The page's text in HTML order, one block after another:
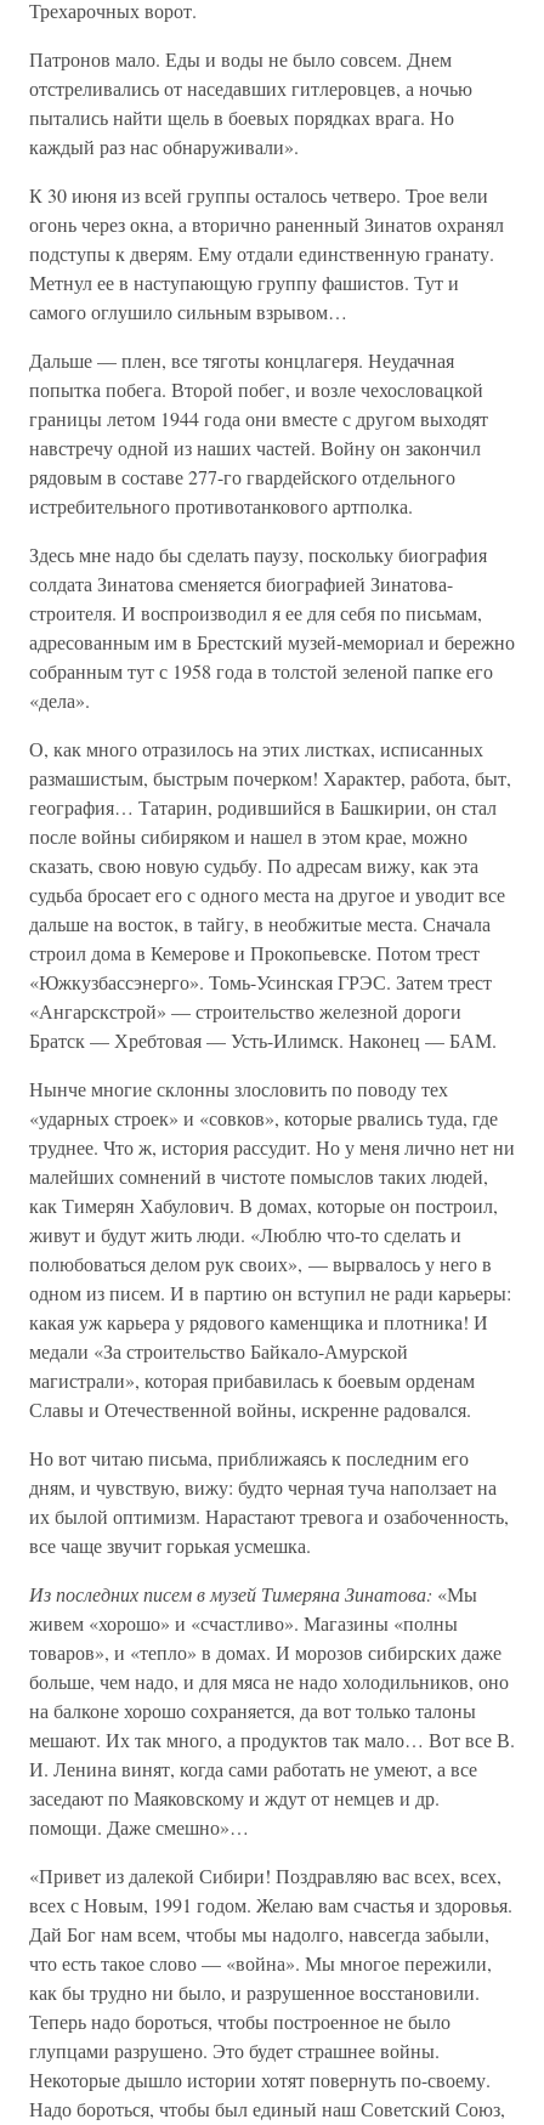
Трехарочных ворот.
Патронов мало. Еды и воды не было совсем. Днем
отстреливались от наседавших гитлеровцев, а ночью
пытались найти щель в боевых порядках врага. Но
каждый раз нас обнаруживали».
К 30 июня из всей группы осталось четверо. Трое вели
огонь через окна, а вторично раненный Зинатов охранял
подступы к дверям. Ему отдали единственную гранату.
Метнул ее в наступающую группу фашистов. Тут и
самого оглушило сильным взрывом…
Дальше — плен, все тяготы концлагеря. Неудачная
попытка побега. Второй побег, и возле чехословацкой
границы летом 1944 года они вместе с другом выходят
навстречу одной из наших частей. Войну он закончил
рядовым в составе 277-го гвардейского отдельного
истребительного противотанкового артполка.
Здесь мне надо бы сделать паузу, поскольку биография
солдата Зинатова сменяется биографией Зинатова-
строителя. И воспроизводил я ее для себя по письмам,
адресованным им в Брестский музей-мемориал и бережно
собранным тут с 1958 года в толстой зеленой папке его
«дела».
О, как много отразилось на этих листках, исписанных
размашистым, быстрым почерком! Характер, работа, быт,
география… Татарин, родившийся в Башкирии, он стал
после войны сибиряком и нашел в этом крае, можно
сказать, свою новую судьбу. По адресам вижу, как эта
судьба бросает его с одного места на другое и уводит все
дальше на восток, в тайгу, в необжитые места. Сначала
строил дома в Кемерове и Прокопьевске. Потом трест
«Южкузбассэнерго». Томь-Усинская ГРЭС. Затем трест
«Ангарскстрой» — строительство железной дороги
Братск — Хребтовая — Усть-Илимск. Наконец — БАМ.
Нынче многие склонны злословить по поводу тех
«ударных строек» и «совков», которые рвались туда, где
труднее. Что ж, история рассудит. Но у меня лично нет ни
малейших сомнений в чистоте помыслов таких людей,
как Тимерян Хабулович. В домах, которые он построил,
живут и будут жить люди. «Люблю что-то сделать и
полюбоваться делом рук своих», — вырвалось у него в
одном из писем. И в партию он вступил не ради карьеры:
какая уж карьера у рядового каменщика и плотника! И
медали «За строительство Байкало-Амурской
магистрали», которая прибавилась к боевым орденам
Славы и Отечественной войны, искренне радовался.
Но вот читаю письма, приближаясь к последним его
дням, и чувствую, вижу: будто черная туча наползает на
их былой оптимизм. Нарастают тревога и озабоченность,
все чаще звучит горькая усмешка.
Из последних писем в музей Тимеряна Зинатова: «Мы
живем «хорошо» и «счастливо». Магазины «полны
товаров», и «тепло» в домах. И морозов сибирских даже
больше, чем надо, и для мяса не надо холодильников, оно
на балконе хорошо сохраняется, да вот только талоны
мешают. Их так много, а продуктов так мало… Вот все В.
И. Ленина винят, когда сами работать не умеют, а все
заседают по Маяковскому и ждут от немцев и др.
помощи. Даже смешно»…
«Привет из далекой Сибири! Поздравляю вас всех, всех,
всех с Новым, 1991 годом. Желаю вам счастья и здоровья.
Дай Бог нам всем, чтобы мы надолго, навсегда забыли,
что есть такое слово — «война». Мы многое пережили,
как бы трудно ни было, и разрушенное восстановили.
Теперь надо бороться, чтобы построенное не было
глупцами разрушено. Это будет страшнее войны.
Некоторые дышло истории хотят повернуть по-своему.
Надо бороться, чтобы был единый наш Советский Союз,